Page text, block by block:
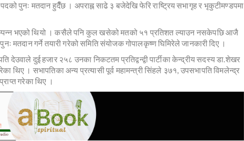
पुनः मतदान हुदैँछ । अपराह्न साढे ३ बजेदेखि फेरि राष्ट्रिय सभागृह र भृकुटीमण्डपमा
भएको थियो । कसैले पनि कुल खसेको मतको ५१ प्रतिशत ल्याउन नसकेपछि आजै
मतदान गर्ने तयारी गरेको समिति संयोजक गोपालकृष्ण घिमिरेले जानकारी दिए ।
देउवाले दुई हजार २५८ उनका निकटतम प्रतिद्वन्द्वी पार्टीका केन्द्रीय सदस्य डा.शेखर
थिए । सभापतिका अन्य प्रत्यासी पूर्व महामन्त्री सिंहले ३७१, उपसभापति विमलेन्द्र
गरेका थिए ।